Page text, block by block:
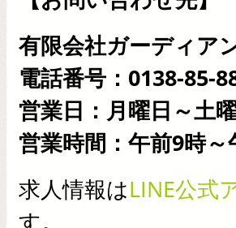
有限会社ガーディア
電話番号：0138-85-
営業日：月曜日～土
営業時間：午前9時～
求人情報はLINE公式
す。